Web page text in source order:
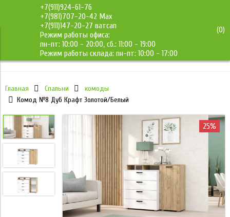
+7(911)924-61-76
+7(981)707-20-42 Max
+7(911)147-20-27 ватсап
Режим работы офиса:
пн-пт: 10:00 - 20:00, сб.: 11:00 - 19:00
Режим работы склада: пн-пт: 10:00 - 17:00
(0)
ДМС-Мебель
Главная Спальни
комоды
Комод №8 Дуб Крафт Золотой/Белый
25%